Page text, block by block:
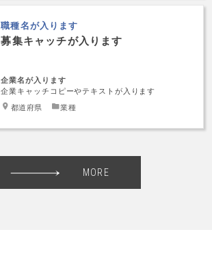
職種名が入ります
募集キャッチが入ります
企業名が入ります
企業キャッチコピーやテキストが入ります
都道府県 業種
MORE